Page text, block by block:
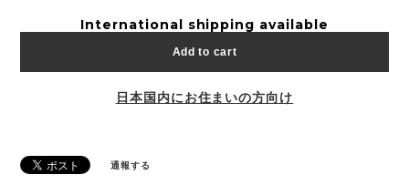
International shipping available
Add to cart
日本国内にお住まいの方向け
通報する